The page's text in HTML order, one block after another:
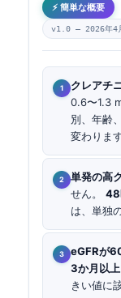
⚡ 簡単な概要
v1.0 — 2026年4
クレアチ
0.6〜1.3
別、年齢
変わりま
単発の高
せん。 48
は、単独
eGFRが
3か月以上
きい値に